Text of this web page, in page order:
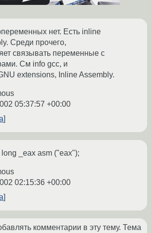
нет. Есть inline
Среди прочего,
связывать переменные с
См info gcc, и
extensions, Inline Assembly.
05:37:57 +00:00
long _eax asm ("eax");
02:15:36 +00:00
комментарии в эту тему. Тема